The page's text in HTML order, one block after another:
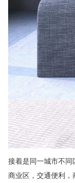
接着是同一城市不
商业区，交通便利